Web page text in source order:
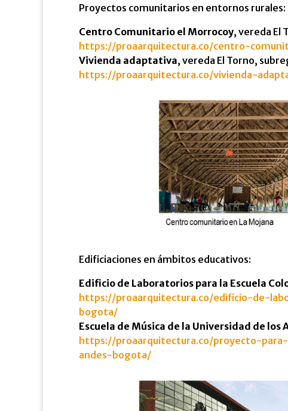
Proyectos comunitarios en entornos rurales:
Centro Comunitario el Morrocoy, vereda El
https://proaarquitectura.co/centro-
Vivienda adaptativa, vereda El Torno,
https://proaarquitectura.co/vivienda-
Edificiaciones en ámbitos educativos:
Edificio de Laboratorios para la Escuela
https://proaarquitectura.co/edificio-de-
bogota/
Escuela de Música de la Universidad de los
https://proaarquitectura.co/proyecto-
andes-bogota/